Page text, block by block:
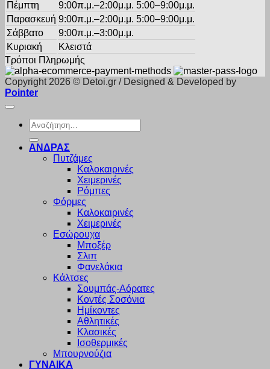
Πέμπτη
9:00π.μ.–2:00μ.μ. 5:00–9:00μ.μ.
Παρασκευή 9:00π.μ.–2:00μ.μ. 5:00–9:00μ.μ.
Σάββατο
9:00π.μ.–3:00μ.μ.
Κυριακή
Κλειστά
Τρόποι Πληρωμής
Copyright 2026 © Detoi.gr / Designed & Developed by
Pointer
Αναζήτηση
για:
ΑΝΔΡΑΣ
Πυτζάμες
Καλοκαιρινές
Χειμερινές
Ρόμπες
Φόρμες
Καλοκαιρινές
Χειμερινές
Εσώρουχα
Μποξέρ
Σλιπ
Φανελάκια
Κάλτσες
Σουμπάς-Αόρατες
Κοντές Σοσόνια
Ημίκοντες
Αθλητικές
Κλασικές
Ισοθερμικές
Μπουρνούζια
ΓΥΝΑΙΚΑ